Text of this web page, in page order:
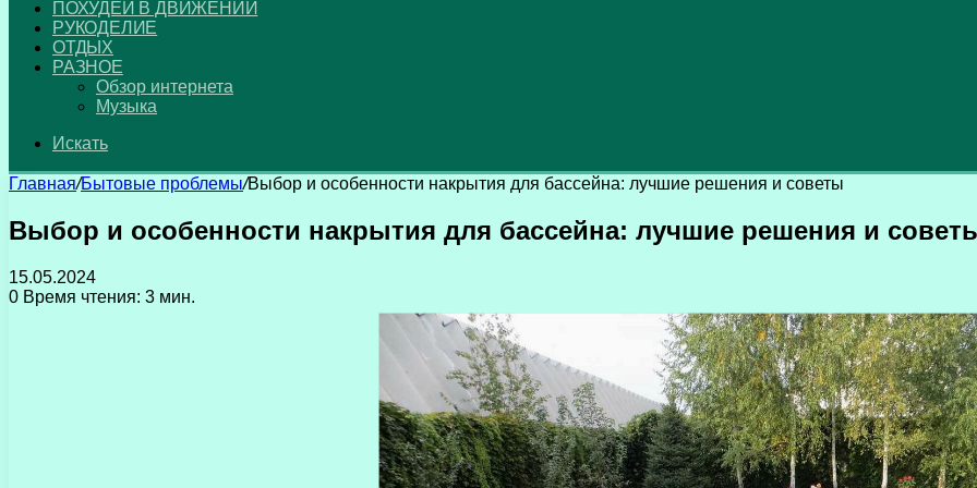
ПОХУДЕЙ В ДВИЖЕНИИ
РУКОДЕЛИЕ
ОТДЫХ
РАЗНОЕ
Обзор интернета
Музыка
Искать
Главная/Бытовые проблемы/Выбор и особенности накрытия для бассейна: лучшие решения и советы
Выбор и особенности накрытия для бассейна: лучшие решения и
15.05.2024
0 Время чтения: 3 мин.